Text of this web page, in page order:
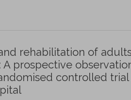
rehabilitation of
prospective
controlled trial